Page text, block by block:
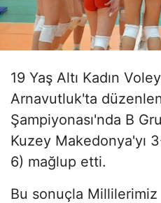
19 Yaş Altı Kadın
Arnavutluk'ta
Şampiyonası'nda B
Kuzey Makedonya'yı
6) mağlup etti.
Bu sonuçla